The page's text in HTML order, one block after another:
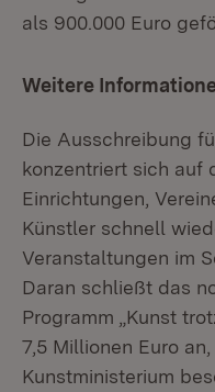
als 900.000 Euro
Weitere
Die Ausschreibung
konzentriert sich auf
Einrichtungen,
Künstler schnell
Veranstaltungen im
Daran schließt das
Programm „Kunst
7,5 Millionen Euro
Kunstministerium